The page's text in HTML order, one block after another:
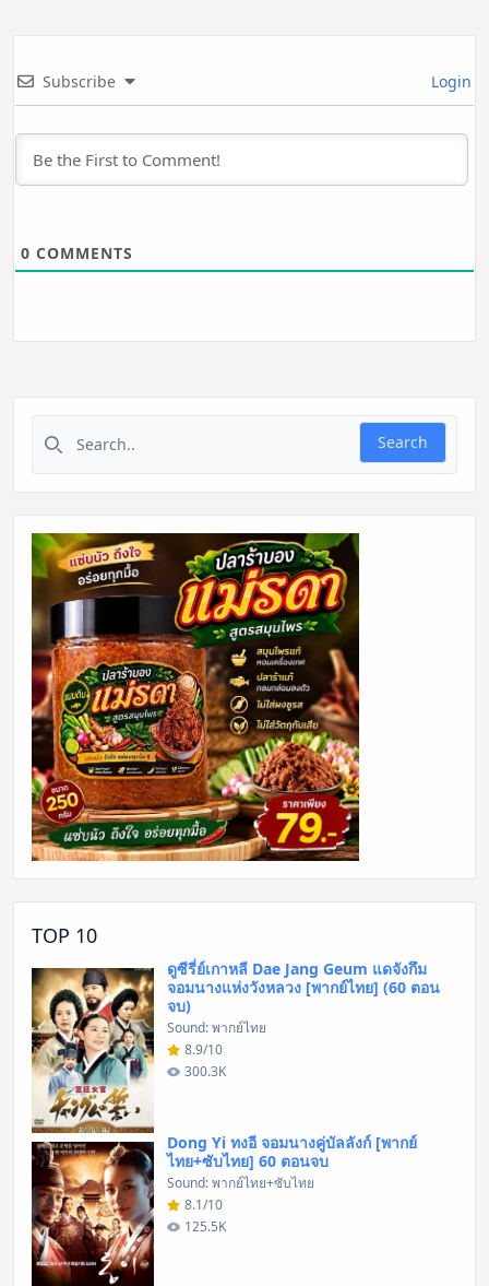
Subscribe Login
0 COMMENTS
Search for:
Search
TOP 10
ดูซีรี่ย์เกาหลี Dae Jang Geum แดจังกึม
จอมนางแห่งวังหลวง [พากย์ไทย] (60 ตอน
จบ)
Sound: พากย์ไทย
8.9/10
300.3K
Dong Yi ทงอี จอมนางคู่บัลลังก์ [พากย์
ไทย+ซับไทย] 60 ตอนจบ
Sound: พากย์ไทย+ซับไทย
8.1/10
125.5K